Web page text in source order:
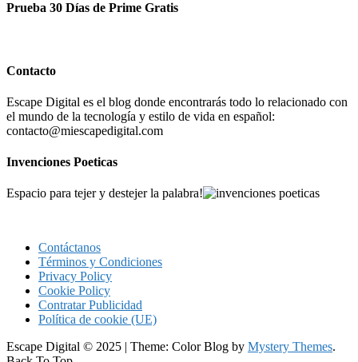
Prueba 30 Días de Prime Gratis
Contacto
Escape Digital es el blog donde encontrarás todo lo relacionado con
el mundo de la tecnología y estilo de vida en español:
contacto@miescapedigital.com
Invenciones Poeticas
Espacio para tejer y destejer la palabra!
Contáctanos
Términos y Condiciones
Privacy Policy
Cookie Policy
Contratar Publicidad
Política de cookie (UE)
Escape Digital © 2025 | Theme: Color Blog by Mystery Themes.